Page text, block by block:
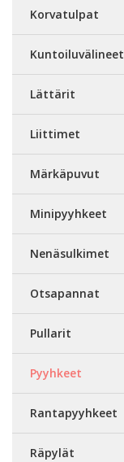
Korvatulpat
Kuntoiluvälineet
Lättärit
Liittimet
Märkäpuvut
Minipyyhkeet
Nenäsulkimet
Otsapannat
Pullarit
Pyyhkeet
Rantapyyhkeet
Räpylät